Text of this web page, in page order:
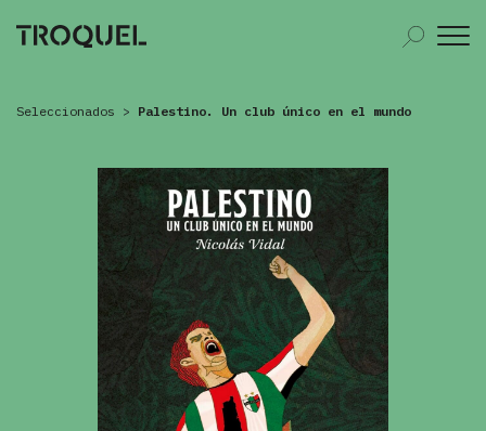
Seleccionados > Palestino. Un club único en el mundo